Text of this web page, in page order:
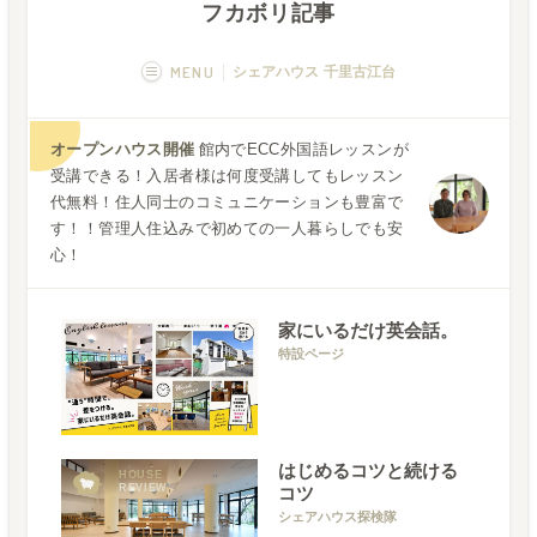
フカボリ記事
MENU シェアハウス 千里古江台
空室状況 運営者
フカボリ記事
オープンハウス開催 館内でECC外国語レッスンが
受講できる！入居者様は何度受講してもレッスン
代無料！住人同士のコミュニケーションも豊富で
す！！管理人住込みで初めての一人暮らしでも安
心！
家にいるだけ英会話。
特設ページ
HOUSE
REVIEW
はじめるコツと続ける
コツ
シェアハウス探検隊